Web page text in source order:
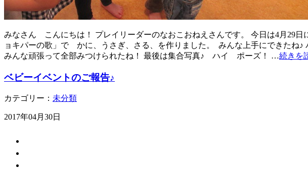
みなさん こんにちは！ プレイリーダーのなおこおねえさんです。 今日は4月29
ョキパーの歌」で かに、うさぎ、さる、を作りました。 みんな上手にできたね♪
みんな頑張って全部みつけられたね！ 最後は集合写真♪ ハイ ポーズ！ …続きを
ベビーイベントのご報告♪
カテゴリー： 未分類
2017年04月30日